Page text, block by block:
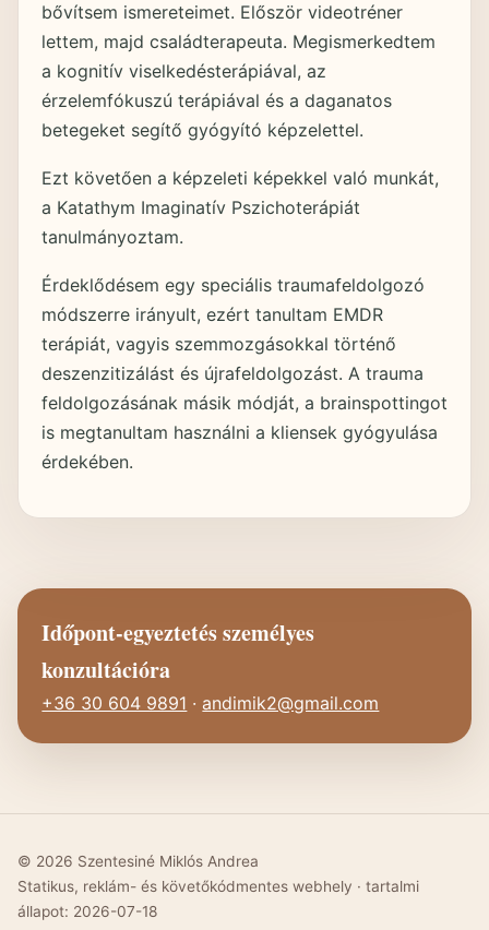
bővítsem ismereteimet. Először videotréner
lettem, majd családterapeuta. Megismerkedtem
a kognitív viselkedésterápiával, az
érzelemfókuszú terápiával és a daganatos
betegeket segítő gyógyító képzelettel.
Ezt követően a képzeleti képekkel való munkát,
a Katathym Imaginatív Pszichoterápiát
tanulmányoztam.
Érdeklődésem egy speciális traumafeldolgozó
módszerre irányult, ezért tanultam EMDR
terápiát, vagyis szemmozgásokkal történő
deszenzitizálást és újrafeldolgozást. A trauma
feldolgozásának másik módját, a brainspottingot
is megtanultam használni a kliensek gyógyulása
érdekében.
Időpont-egyeztetés személyes
konzultációra
+36 30 604 9891 ·andimik2@gmail.com
© 2026 Szentesiné Miklós Andrea
Statikus, reklám- és követőkódmentes webhely · tartalmi
állapot: 2026-07-18